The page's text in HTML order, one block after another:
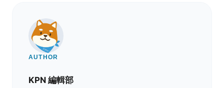
AUTHOR
KPN 編輯部